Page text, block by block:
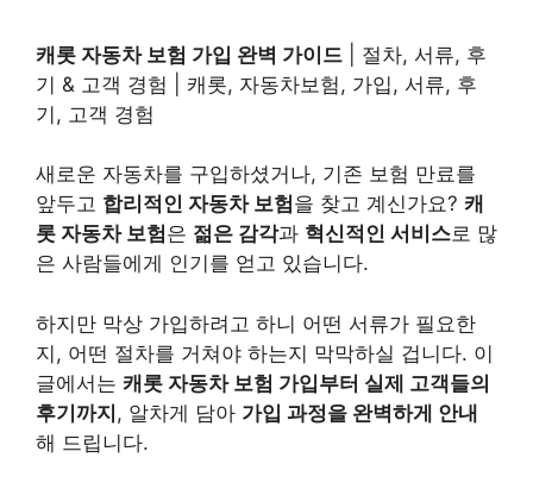
캐롯 자동차 보험 가입 완벽 가이드 | 절차, 서류, 후
기 & 고객 경험 | 캐롯, 자동차보험, 가입, 서류, 후
기, 고객 경험
새로운 자동차를 구입하셨거나, 기존 보험 만료를
앞두고 합리적인 자동차 보험을 찾고 계신가요? 캐
롯 자동차 보험은 젊은 감각과 혁신적인 서비스로 많
은 사람들에게 인기를 얻고 있습니다.
하지만 막상 가입하려고 하니 어떤 서류가 필요한
지, 어떤 절차를 거쳐야 하는지 막막하실 겁니다. 이
글에서는 캐롯 자동차 보험 가입부터 실제 고객들의
후기까지, 알차게 담아 가입 과정을 완벽하게 안내
해 드립니다.